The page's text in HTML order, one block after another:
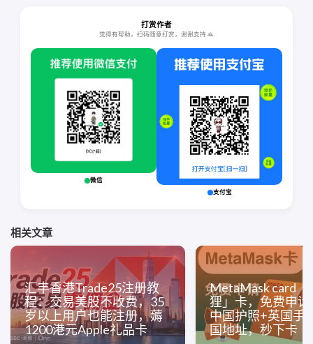
打赏作者
觉得有帮助，扫码随意打赏，谢谢支持 🙏
微信
支付宝
相关文章
汇丰香港Trade25注册教
程：交易美股不收费，35
岁以上用户也能注册，薅
1200港元Apple礼品卡
MetaMask card「
狸」卡，免费申
中国护照+英国手
国地址，秒下卡